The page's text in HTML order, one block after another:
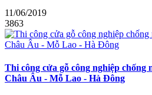
11/06/2019
3863
Thi công cửa gỗ công nghiệp chống
Châu Âu - Mỗ Lao - Hà Đông